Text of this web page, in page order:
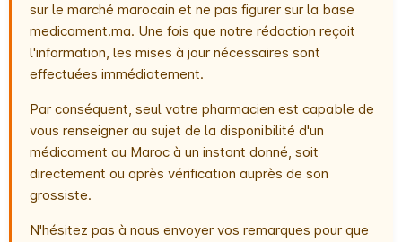
sur le marché marocain et ne pas figurer sur la base
medicament.ma. Une fois que notre rédaction reçoit
l'information, les mises à jour nécessaires sont
effectuées immédiatement.
Par conséquent, seul votre pharmacien est capable de
vous renseigner au sujet de la disponibilité d'un
médicament au Maroc à un instant donné, soit
directement ou après vérification auprès de son
grossiste.
N'hésitez pas à nous envoyer vos remarques pour que